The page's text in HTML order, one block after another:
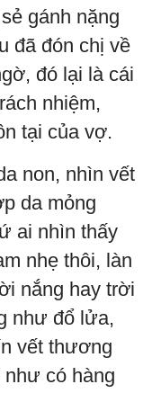
gánh nặng
đã đón chị về
đó lại là cái
nhiệm,
tại của vợ.
non, nhìn vết
da mỏng
ai nhìn thấy
nhẹ thôi, làn
nắng hay trời
như đổ lửa,
vết thương
như có hàng